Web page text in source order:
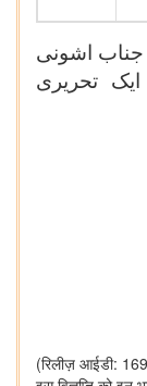
جناب اشونی
تحریری
(रिलीज़ आईडी: